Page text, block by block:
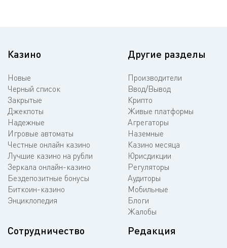
Казино
Новые
Черный список
Закрытые
Джекпоты
Надежные
Игровые автоматы
Честные онлайн казино
Лучшие казино на рубли
Зеркала онлайн-казино
Бездепозитные бонусы
Биткоин-казино
Энциклопедия
Другие разделы
Производители
Ввод/Вывод
Крипто
Живые платформы
Агрегаторы
Наземные
Казино месяца
Юрисдикции
Регуляторы
Аудиторы
Мобильные
Блоги
Жалобы
Сотрудничество Редакция